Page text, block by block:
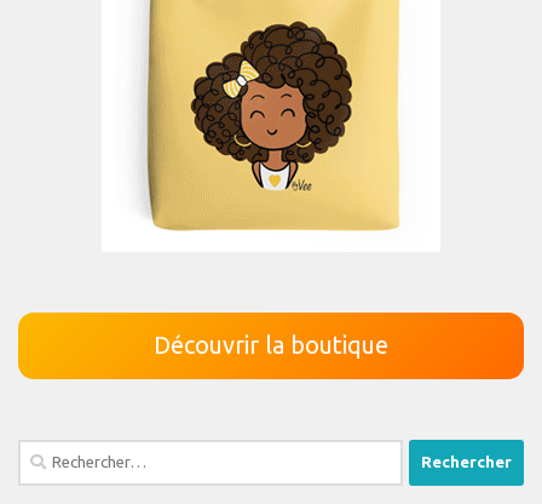
Découvrir la boutique
Rechercher :